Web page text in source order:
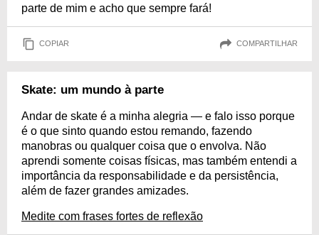
parte de mim e acho que sempre fará!
COPIAR COMPARTILHAR
Skate: um mundo à parte
Andar de skate é a minha alegria — e falo isso porque
é o que sinto quando estou remando, fazendo
manobras ou qualquer coisa que o envolva. Não
aprendi somente coisas físicas, mas também entendi a
importância da responsabilidade e da persistência,
além de fazer grandes amizades.
Medite com frases fortes de reflexão